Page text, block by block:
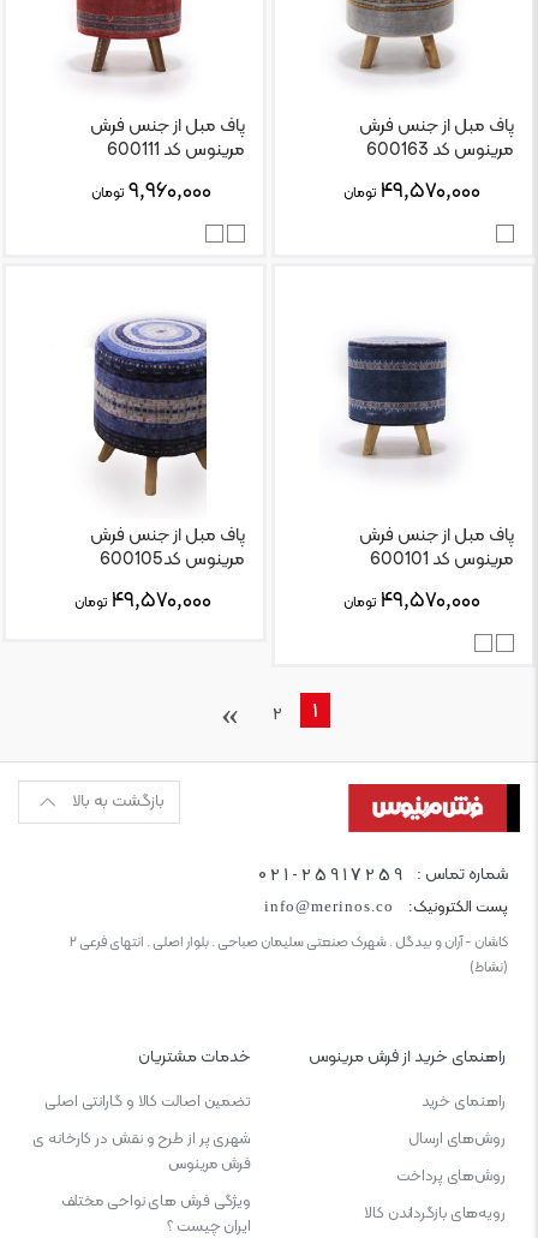
پاف مبل از جنس فرش
مرینوس کد 600163
۴۹,۵۷۰,۰۰۰ تومان
پاف مبل از جنس فرش
مرینوس کد 600111
۹,۹۶۰,۰۰۰ تومان
پاف مبل از جنس فرش
مرینوس کد 600101
۴۹,۵۷۰,۰۰۰ تومان
پاف مبل از جنس فرش
مرینوس کد600105
۴۹,۵۷۰,۰۰۰ تومان
1
2
بازگشت به بالا
شماره تماس : 021-25917259
پست الکترونیک: info@merinos.co
کاشان - آران و بیدگل . شهرک صنعتی سلیمان صباحی . بلوار اصلی . انتهای فرعی ۲
(نشاط)
راهنمای خرید از فرش مرینوس
راهنمای خرید
روش‌های ارسال
روش‌های پرداخت
رویه‌های بازگرداندن کالا
خدمات مشتریان
تضمین اصالت کالا و گارانتی اصلی
شهری پر از طرح و نقش در کارخانه ی
فرش مرینوس
ویژگی‌ فرش‌ های نواحی مختلف
ایران چیست ؟